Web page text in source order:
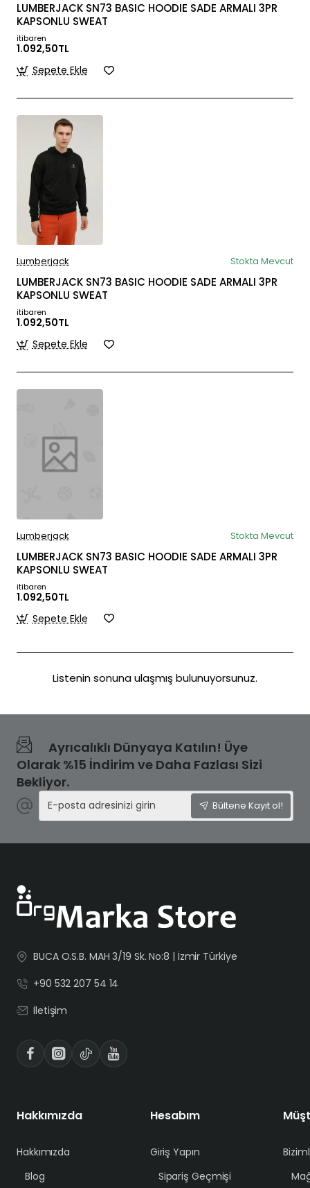
LUMBERJACK SN73 BASIC HOODIE SADE ARMALI 3PR
KAPSONLU SWEAT
itibaren
1.092,50TL
Sepete Ekle
Lumberjack Stokta Mevcut
LUMBERJACK SN73 BASIC HOODIE SADE ARMALI 3PR
KAPSONLU SWEAT
itibaren
1.092,50TL
Sepete Ekle
Lumberjack Stokta Mevcut
LUMBERJACK SN73 BASIC HOODIE SADE ARMALI 3PR
KAPSONLU SWEAT
itibaren
1.092,50TL
Sepete Ekle
Listenin sonuna ulaşmış bulunuyorsunuz.
Ayrıcalıklı Dünyaya Katılın! Üye
Olarak %15 İndirim ve Daha Fazlası Sizi
Bekliyor.
E-
posta
adresinizi
Bültene Kayıt ol!
BUCA O.S.B. MAH 3/19 Sk. No:8 | İzmir Türkiye
+90 532 207 54 14
İletişim
Hakkımızda
Hakkımızda
Blog
Hesabım
Giriş Yapın
Sipariş Geçmişi